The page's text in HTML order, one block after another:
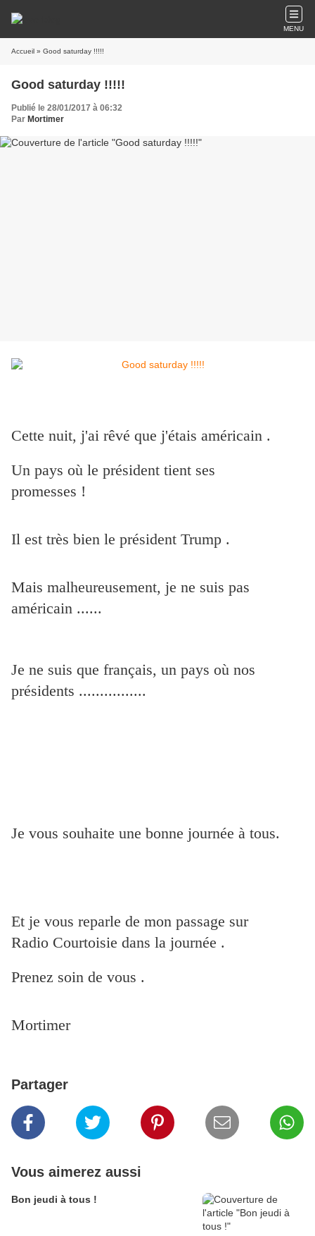
MENU
Accueil » Good saturday !!!!!
Good saturday !!!!!
Publié le 28/01/2017 à 06:32
Par Mortimer
Cette nuit, j'ai rêvé que j'étais américain .
Un pays où le président tient ses
promesses !
Il est très bien le président Trump .
Mais malheureusement, je ne suis pas
américain ......
Je ne suis que français, un pays où nos
présidents ................
Je vous souhaite une bonne journée à tous.
Et je vous reparle de mon passage sur
Radio Courtoisie dans la journée .
Prenez soin de vous .
Mortimer
Partager
Vous aimerez aussi
Bon jeudi à tous !